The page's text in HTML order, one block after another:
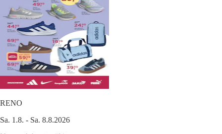
RENO
Sa. 1.8. - Sa. 8.8.2026